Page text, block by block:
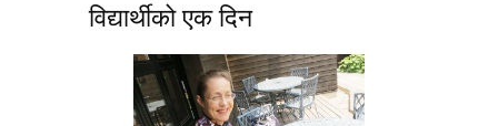
विद्यार्थीको एक दिन